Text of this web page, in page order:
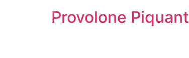
Provolone Piquant